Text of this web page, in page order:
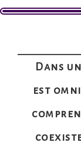
Dans
est